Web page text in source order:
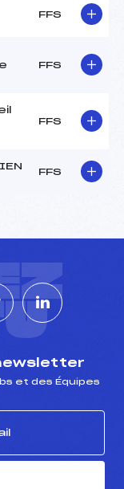
FFS
FFS
FFS
FFS
et des Équipes